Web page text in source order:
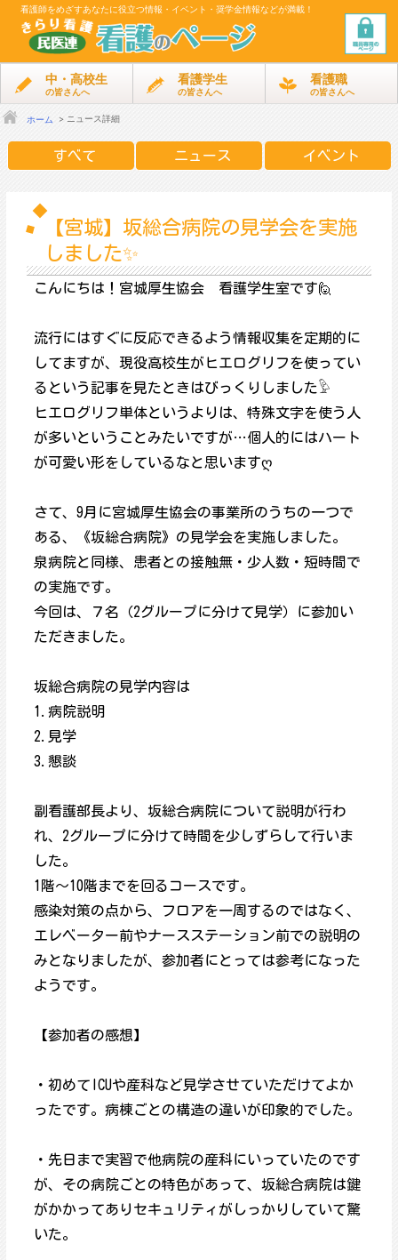
看護師をめざすあなたに役立つ情報・イベント・奨学金情報などが満載！
中・高校生
の皆さんへ
看護学生
の皆さんへ
看護職
の皆さんへ
ホーム ニュース詳細
すべて ニュース イベント
【宮城】坂総合病院の見学会を実施
しました✨
こんにちは！宮城厚生協会 看護学生室です🙋
流行にはすぐに反応できるよう情報収集を定期的に
してますが、現役高校生がヒエログリフを使ってい
るという記事を見たときはびっくりしました𓅱
ヒエログリフ単体というよりは、特殊文字を使う人
が多いということみたいですが…個人的にはハート
が可愛い形をしているなと思いますღ
さて、9月に宮城厚生協会の事業所のうちの一つで
ある、《坂総合病院》の見学会を実施しました。
泉病院と同様、患者との接触無・少人数・短時間で
の実施です。
今回は、７名（2グループに分けて見学）に参加い
ただきました。
坂総合病院の見学内容は
1.病院説明
2.見学
3.懇談
副看護部長より、坂総合病院について説明が行わ
れ、2グループに分けて時間を少しずらして行いま
した。
1階～10階までを回るコースです。
感染対策の点から、フロアを一周するのではなく、
エレベーター前やナースステーション前での説明の
みとなりましたが、参加者にとっては参考になった
ようです。
【参加者の感想】
・初めてICUや産科など見学させていただけてよか
ったです。病棟ごとの構造の違いが印象的でした。
・先日まで実習で他病院の産科にいっていたのです
が、その病院ごとの特色があって、坂総合病院は鍵
がかかってありセキュリティがしっかりしていて驚
いた。